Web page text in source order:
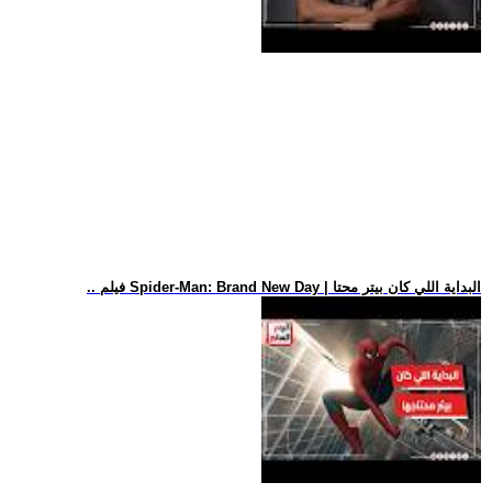
.. فيلم Spider-Man: Brand New Day | البداية اللي كان بيتر محتا